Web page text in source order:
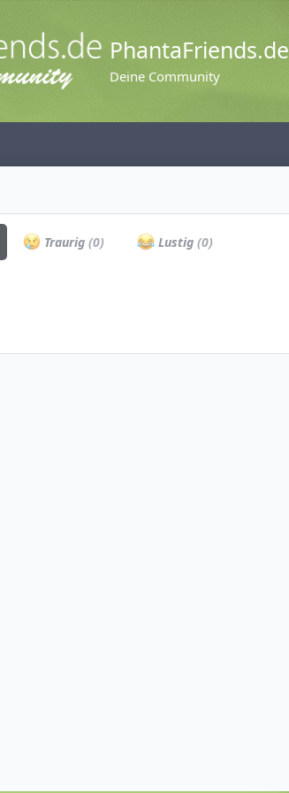
PhantaFriends.de
Deine Community
Traurig(0) Lustig (0)